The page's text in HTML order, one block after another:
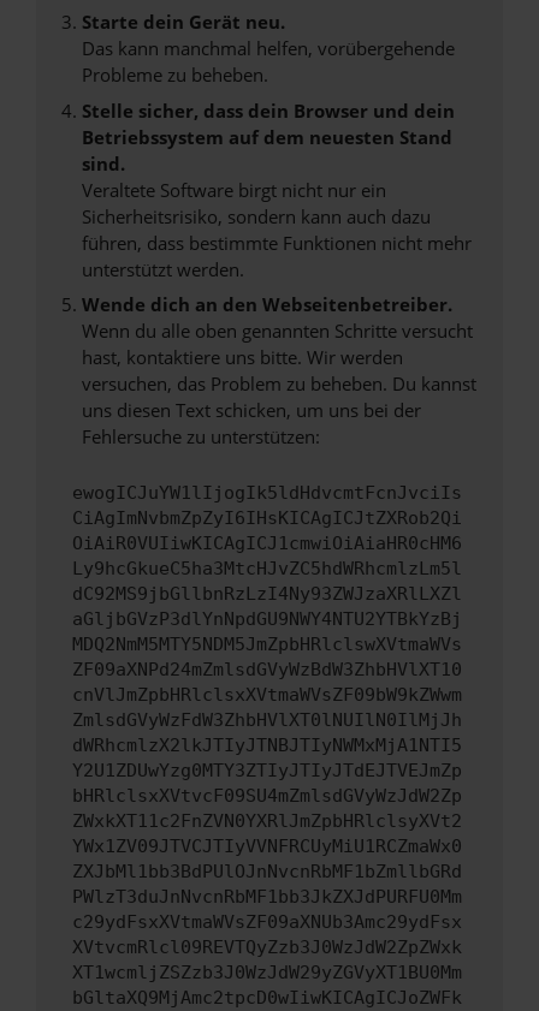
Starte dein Gerät neu.
Das kann manchmal helfen, vorübergehende
Probleme zu beheben.
Stelle sicher, dass dein Browser und dein
Betriebssystem auf dem neuesten Stand
sind.
Veraltete Software birgt nicht nur ein
Sicherheitsrisiko, sondern kann auch dazu
führen, dass bestimmte Funktionen nicht mehr
unterstützt werden.
Wende dich an den Webseitenbetreiber.
Wenn du alle oben genannten Schritte versucht
hast, kontaktiere uns bitte. Wir werden
versuchen, das Problem zu beheben. Du kannst
uns diesen Text schicken, um uns bei der
Fehlersuche zu unterstützen:
ewogICJuYW1lIjogIk5ldHdvcmtFcnJvciIs
CiAgImNvbmZpZyI6IHsKICAgICJtZXRob2Qi
OiAiR0VUIiwKICAgICJ1cmwiOiAiaHR0cHM6
Ly9hcGkueC5ha3MtcHJvZC5hdWRhcmlzLm5l
dC92MS9jbGllbnRzLzI4Ny93ZWJzaXRlLXZl
aGljbGVzP3dlYnNpdGU9NWY4NTU2YTBkYzBj
MDQ2NmM5MTY5NDM5JmZpbHRlclswXVtmaWVs
ZF09aXNPd24mZmlsdGVyWzBdW3ZhbHVlXT10
cnVlJmZpbHRlclsxXVtmaWVsZF09bW9kZWwm
ZmlsdGVyWzFdW3ZhbHVlXT0lNUIlN0IlMjJh
dWRhcmlzX2lkJTIyJTNBJTIyNWMxMjA1NTI5
Y2U1ZDUwYzg0MTY3ZTIyJTIyJTdEJTVEJmZp
bHRlclsxXVtvcF09SU4mZmlsdGVyWzJdW2Zp
ZWxkXT11c2FnZVN0YXRlJmZpbHRlclsyXVt2
YWx1ZV09JTVCJTIyVVNFRCUyMiU1RCZmaWx0
ZXJbMl1bb3BdPUlOJnNvcnRbMF1bZmllbGRd
PWlzT3duJnNvcnRbMF1bb3JkZXJdPURFU0Mm
c29ydFsxXVtmaWVsZF09aXNUb3Amc29ydFsx
XVtvcmRlcl09REVTQyZzb3J0WzJdW2ZpZWxk
XT1wcmljZSZzb3J0WzJdW29yZGVyXT1BU0Mm
bGltaXQ9MjAmc2tpcD0wIiwKICAgICJoZWFk